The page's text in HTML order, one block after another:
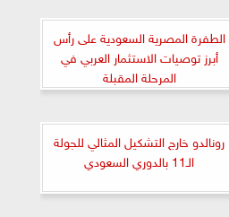
الطفرة المصرية السعودية على رأس
أبرز توصيات الاستثمار العربي في
المرحلة المقبلة
رونالدو خارج التشكيل المثالي للجولة
الـ11 بالدوري السعودي